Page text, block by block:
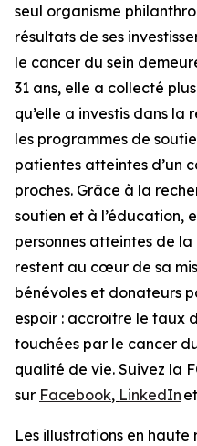
seul organisme
résultats de ses
le cancer du sein
31 ans, elle a collecté
qu’elle a investis dans la
les programmes de
patientes atteintes d’un
proches. Grâce à la
soutien et à l’éducation,
personnes atteintes de
restent au cœur de sa
bénévoles et donateurs
espoir : accroître le taux
touchées par le cancer
qualité de vie. Suivez la
sur Facebook, LinkedIn et
Les illustrations en haute